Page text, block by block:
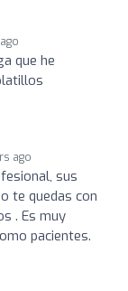
que he
ago
sus
te quedas con
. Es muy
pacientes.